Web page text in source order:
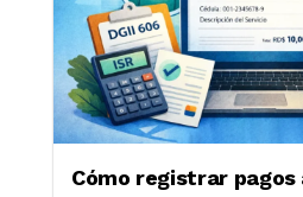
Cómo registrar pagos